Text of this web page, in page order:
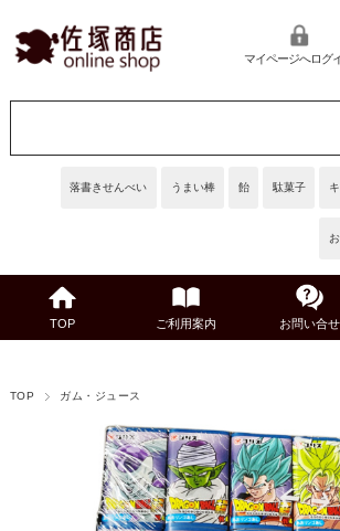
落書きせんべい うまい棒 飴 駄菓子
マイページへログ
TOP ご利用案内 お問い合せ
TOP ガム・ジュース